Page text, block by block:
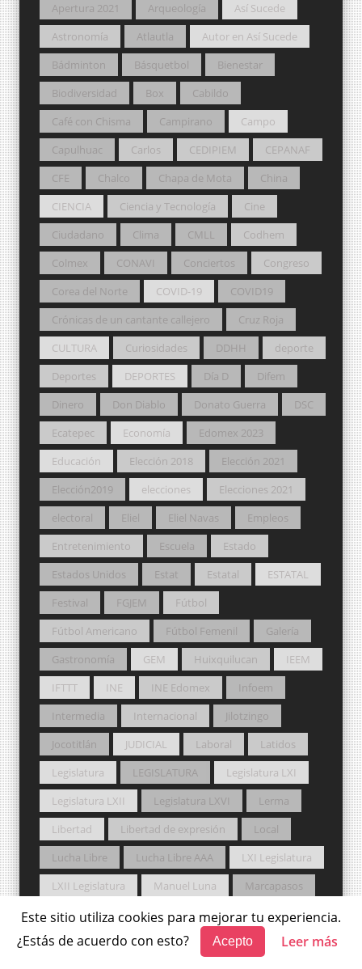
Este sitio utiliza cookies para mejorar tu experiencia.
¿Estás de acuerdo con esto?
Acepto Leer más
Apertura 2021
Arqueología
Así Sucede
Astronomía
Atlautla
Autor en Así Sucede
Bádminton
Básquetbol
Bienestar
Biodiversidad
Box
Cabildo
Café con Chisma
Campirano
Campo
Capulhuac
Carlos CEDIPIEM
CEPANAF
CFE
Chalco Chapa de Mota
China
CIENCIA
Ciencia y Tecnología
Cine
Ciudadano
Clima CMLL
Codhem
Colmex
CONAVI Conciertos
Congreso
Corea del Norte
COVID-19
COVID19
Crónicas de un cantante callejero
Cruz Roja
CULTURA
Curiosidades DDHH
deporte
Deportes
DEPORTES Día D
Difem
Dinero
Don Diablo Donato Guerra
DSC
Ecatepec
Economía
Edomex 2023
Educación
Elección 2018
Elección 2021
Elección2019
elecciones
Elecciones 2021
electoral
Eliel Eliel Navas
Empleos
Entretenimiento
Escuela
Estado
Estados Unidos
Estat Estatal
ESTATAL
Festival
FGJEM
Fútbol
Fútbol Americano
Fútbol Femenil
Galería
Gastronomía
GEM Huixquilucan
IEEM
IFTTT
INE INE Edomex
Infoem
Intermedia
Internacional
Jilotzingo
Jocotitlán
JUDICIAL Laboral
Latidos
Legislatura
LEGISLATURA
Legislatura LXI
Legislatura LXII
Legislatura LXVI
Lerma
Libertad
Libertad de expresión
Local
Lucha Libre
Lucha Libre AAA
LXI Legislatura
LXII Legislatura
Manuel Luna
Marcapasos
MC
Medio Ambiente
Metepec
Mexicaltzingo
México magia y libertad